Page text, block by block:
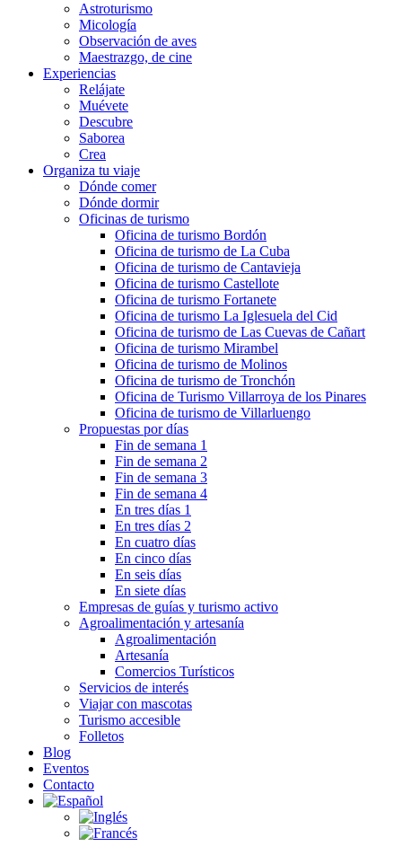
Astroturismo
Micología
Observación de aves
Maestrazgo, de cine
Experiencias
Relájate
Muévete
Descubre
Saborea
Crea
Organiza tu viaje
Dónde comer
Dónde dormir
Oficinas de turismo
Oficina de turismo Bordón
Oficina de turismo de La Cuba
Oficina de turismo de Cantavieja
Oficina de turismo Castellote
Oficina de turismo Fortanete
Oficina de turismo La Iglesuela del Cid
Oficina de turismo de Las Cuevas de Cañart
Oficina de turismo Mirambel
Oficina de turismo de Molinos
Oficina de turismo de Tronchón
Oficina de Turismo Villarroya de los Pinares
Oficina de turismo de Villarluengo
Propuestas por días
Fin de semana 1
Fin de semana 2
Fin de semana 3
Fin de semana 4
En tres días 1
En tres días 2
En cuatro días
En cinco días
En seis días
En siete días
Empresas de guías y turismo activo
Agroalimentación y artesanía
Agroalimentación
Artesanía
Comercios Turísticos
Servicios de interés
Viajar con mascotas
Turismo accesible
Folletos
Blog
Eventos
Contacto